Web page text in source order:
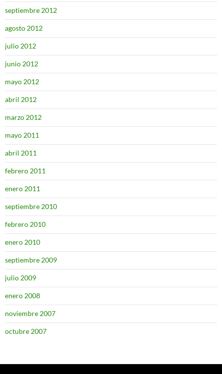
septiembre 2012
agosto 2012
julio 2012
junio 2012
mayo 2012
abril 2012
marzo 2012
mayo 2011
abril 2011
febrero 2011
enero 2011
septiembre 2010
febrero 2010
enero 2010
septiembre 2009
julio 2009
enero 2008
noviembre 2007
octubre 2007